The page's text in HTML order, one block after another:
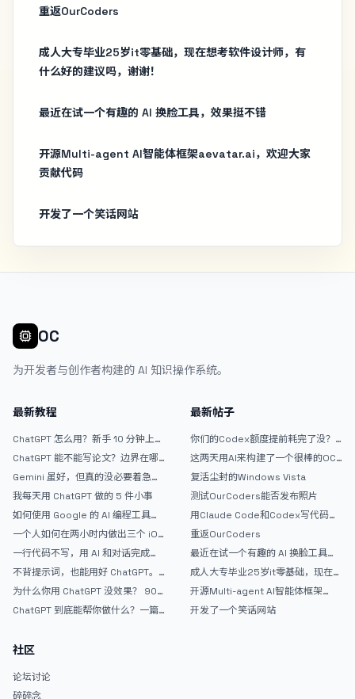
重返OurCoders
成人大专毕业25岁it零基础，现在想考软件设计师，有
什么好的建议吗，谢谢！
最近在试一个有趣的 AI 换脸工具，效果挺不错
开源Multi-agent AI智能体框架aevatar.ai，欢迎大家
贡献代码
开发了一个笑话网站
OC
为开发者与创作者构建的 AI 知识操作系统。
最新教程
ChatGPT 怎么用？新手 10 分钟上手
ChatGPT 能不能写论文？边界在哪
Gemini 虽好，但真的没必要着急放
弃 ChatGPT
我每天用 ChatGPT 做的 5 件小事
如何使用 Google 的 AI 编程工具
AntiGravity：独立开发者的新时代
武器
一个人如何在两小时内做出三个 iOS
APP？｜AntiGravity + Gemini 3 实
战完整记录
一行代码不写，用 AI 和对话完成一
个完整网站：《图书天堂》实战记录
不背提示词，也能用好 ChatGPT。
一个万能提问模板
为什么你用 ChatGPT 没效果？ 90%
的人第一步就问错了
ChatGPT 到底能帮你做什么？一篇
最新帖子
你们的Codex额度提前耗完了没？
戒断反应如何？
这两天用AI来构建了一个很棒的OC
论坛精华区
复活尘封的Windows Vista
测试OurCoders能否发布照片
用Claude Code和Codex写代码真
的爽，但是App怎么挣钱还是很难啊
重返OurCoders
最近在试一个有趣的 AI 换脸工具，
效果挺不错
成人大专毕业25岁it零基础，现在想
考软件设计师，有什么好的建议吗，
谢谢！
开源Multi-agent AI智能体框架
aevatar.ai，欢迎大家贡献代码
开发了一个笑话网站
社区
论坛讨论
碎碎念